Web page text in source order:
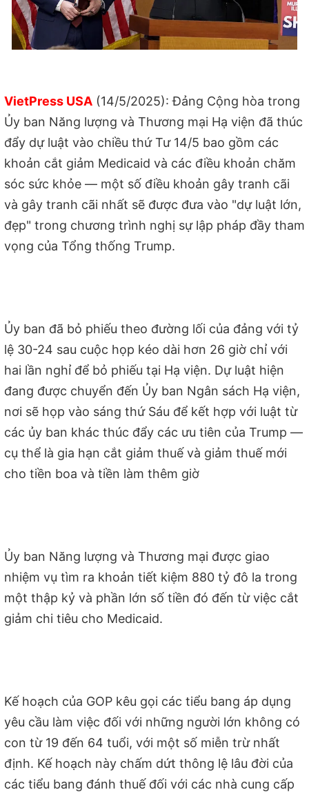
VietPress USA (14/5/2025): Đảng Cộng hòa trong
Ủy ban Năng lượng và Thương mại Hạ viện đã thúc
đẩy dự luật vào chiều thứ Tư 14/5 bao gồm các
khoản cắt giảm Medicaid và các điều khoản chăm
sóc sức khỏe — một số điều khoản gây tranh cãi
và gây tranh cãi nhất sẽ được đưa vào "dự luật lớn,
đẹp" trong chương trình nghị sự lập pháp đầy tham
vọng của Tổng thống Trump.
Ủy ban đã bỏ phiếu theo đường lối của đảng với tỷ
lệ 30-24 sau cuộc họp kéo dài hơn 26 giờ chỉ với
hai lần nghỉ để bỏ phiếu tại Hạ viện. Dự luật hiện
đang được chuyển đến Ủy ban Ngân sách Hạ viện,
nơi sẽ họp vào sáng thứ Sáu để kết hợp với luật từ
các ủy ban khác thúc đẩy các ưu tiên của Trump —
cụ thể là gia hạn cắt giảm thuế và giảm thuế mới
cho tiền boa và tiền làm thêm giờ
Ủy ban Năng lượng và Thương mại được giao
nhiệm vụ tìm ra khoản tiết kiệm 880 tỷ đô la trong
một thập kỷ và phần lớn số tiền đó đến từ việc cắt
giảm chi tiêu cho Medicaid.
Kế hoạch của GOP kêu gọi các tiểu bang áp dụng
yêu cầu làm việc đối với những người lớn không có
con từ 19 đến 64 tuổi, với một số miễn trừ nhất
định. Kế hoạch này chấm dứt thông lệ lâu đời của
các tiểu bang đánh thuế đối với các nhà cung cấp